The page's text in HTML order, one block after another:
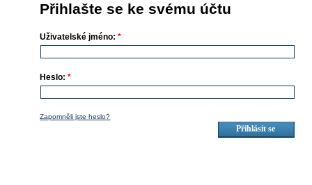
Přihlašte se ke svému účtu
Uživatelské jméno:*
Heslo:*
Zapomněli jste heslo?